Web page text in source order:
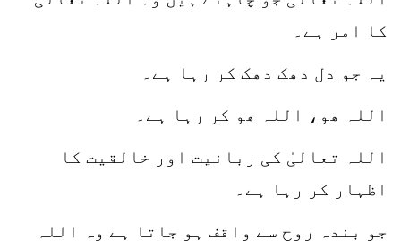
کا امر ہے۔
یہ جو دل دھک دھک کر رہا ہے۔
اللہ ھو، اللہ ھو کر رہا ہے۔
اللہ تعالیٰ کی ربانیت اور خالقیت کا
اظہار کر رہا ہے۔
جو بندہ روح سے واقف ہو جاتا ہے وہ اللہ